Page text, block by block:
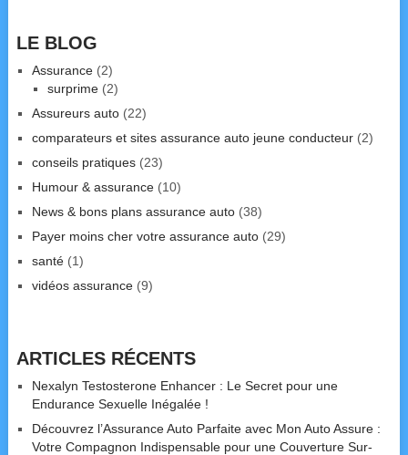
LE BLOG
Assurance(2)
surprime(2)
Assureurs auto(22)
comparateurs et sites assurance auto jeune conducteur(2)
conseils pratiques(23)
Humour & assurance(10)
News & bons plans assurance auto(38)
Payer moins cher votre assurance auto(29)
santé(1)
vidéos assurance(9)
ARTICLES RÉCENTS
Nexalyn Testosterone Enhancer : Le Secret pour une
Endurance Sexuelle Inégalée !
Découvrez l’Assurance Auto Parfaite avec Mon Auto Assure :
Votre Compagnon Indispensable pour une Couverture Sur-